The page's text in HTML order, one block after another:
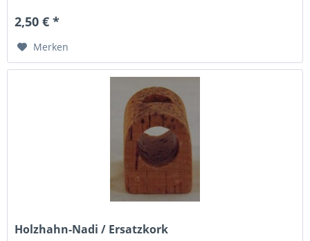
2,50 € *
Merken
Holzhahn-Nadi / Ersatzkork